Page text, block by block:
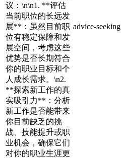
议：\n\n1. **评估
当前职位的长远发
展**：虽然目前职
位有稳定保障和发
展空间，考虑这些
优势是否长期符合
你的职业目标和个
人成长需求。\n2.
**探索新工作的真
实吸引力**：分析
新工作是否能带来
你目前缺乏的挑
战、技能提升或职
业机会，确保它们
对你的职业生涯更
advice-seeking